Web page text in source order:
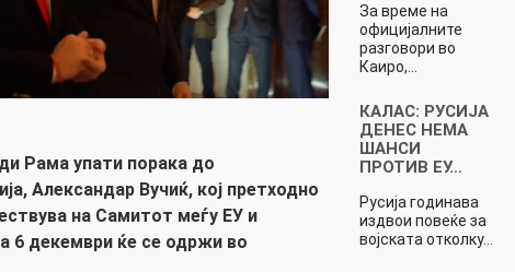
Рама упати порака до
Александар Вучиќ, кој претходно
на Самитот меѓу ЕУ и
6 декември ќе се одржи во
За време на
официјалните
разговори во
Каиро,…
КАЛАС: РУСИЈА
ДЕНЕС НЕМА
ШАНСИ
ПРОТИВ ЕУ…
Русија годинава
издвои повеќе за
војската отколку…